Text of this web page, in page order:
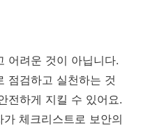
어려운 것이 아닙니다.
점검하고 실천하는 것
전하게 지킬 수 있어요.
체크리스트로 보안의